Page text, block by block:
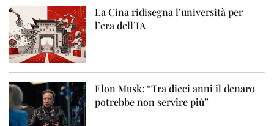
La Cina ridisegna l’università per
l’era dell’IA
Elon Musk: “Tra dieci anni il denaro
potrebbe non servire più”